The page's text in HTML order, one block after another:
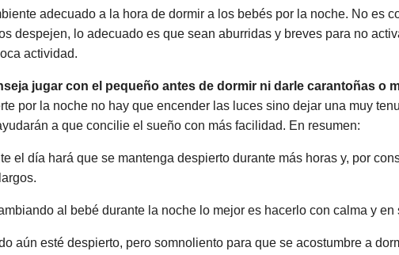
adecuado a la hora de dormir a los bebés por la noche. No es
despejen, lo adecuado es que sean aburridas y breves para no
actividad.
jugar con el pequeño antes de dormir ni darle carantoñas o
por la noche no hay que encender las luces sino dejar una muy
a que concilie el sueño con más facilidad. En resumen:
el día hará que se mantenga despierto durante más horas y, por
al bebé durante la noche lo mejor es hacerlo con calma y
aún esté despierto, pero somnoliento para que se acostumbre a